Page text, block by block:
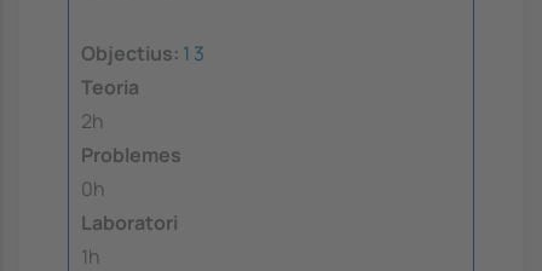
Objectius: 1 3
Teoria
2h
Problemes
0h
Laboratori
1h